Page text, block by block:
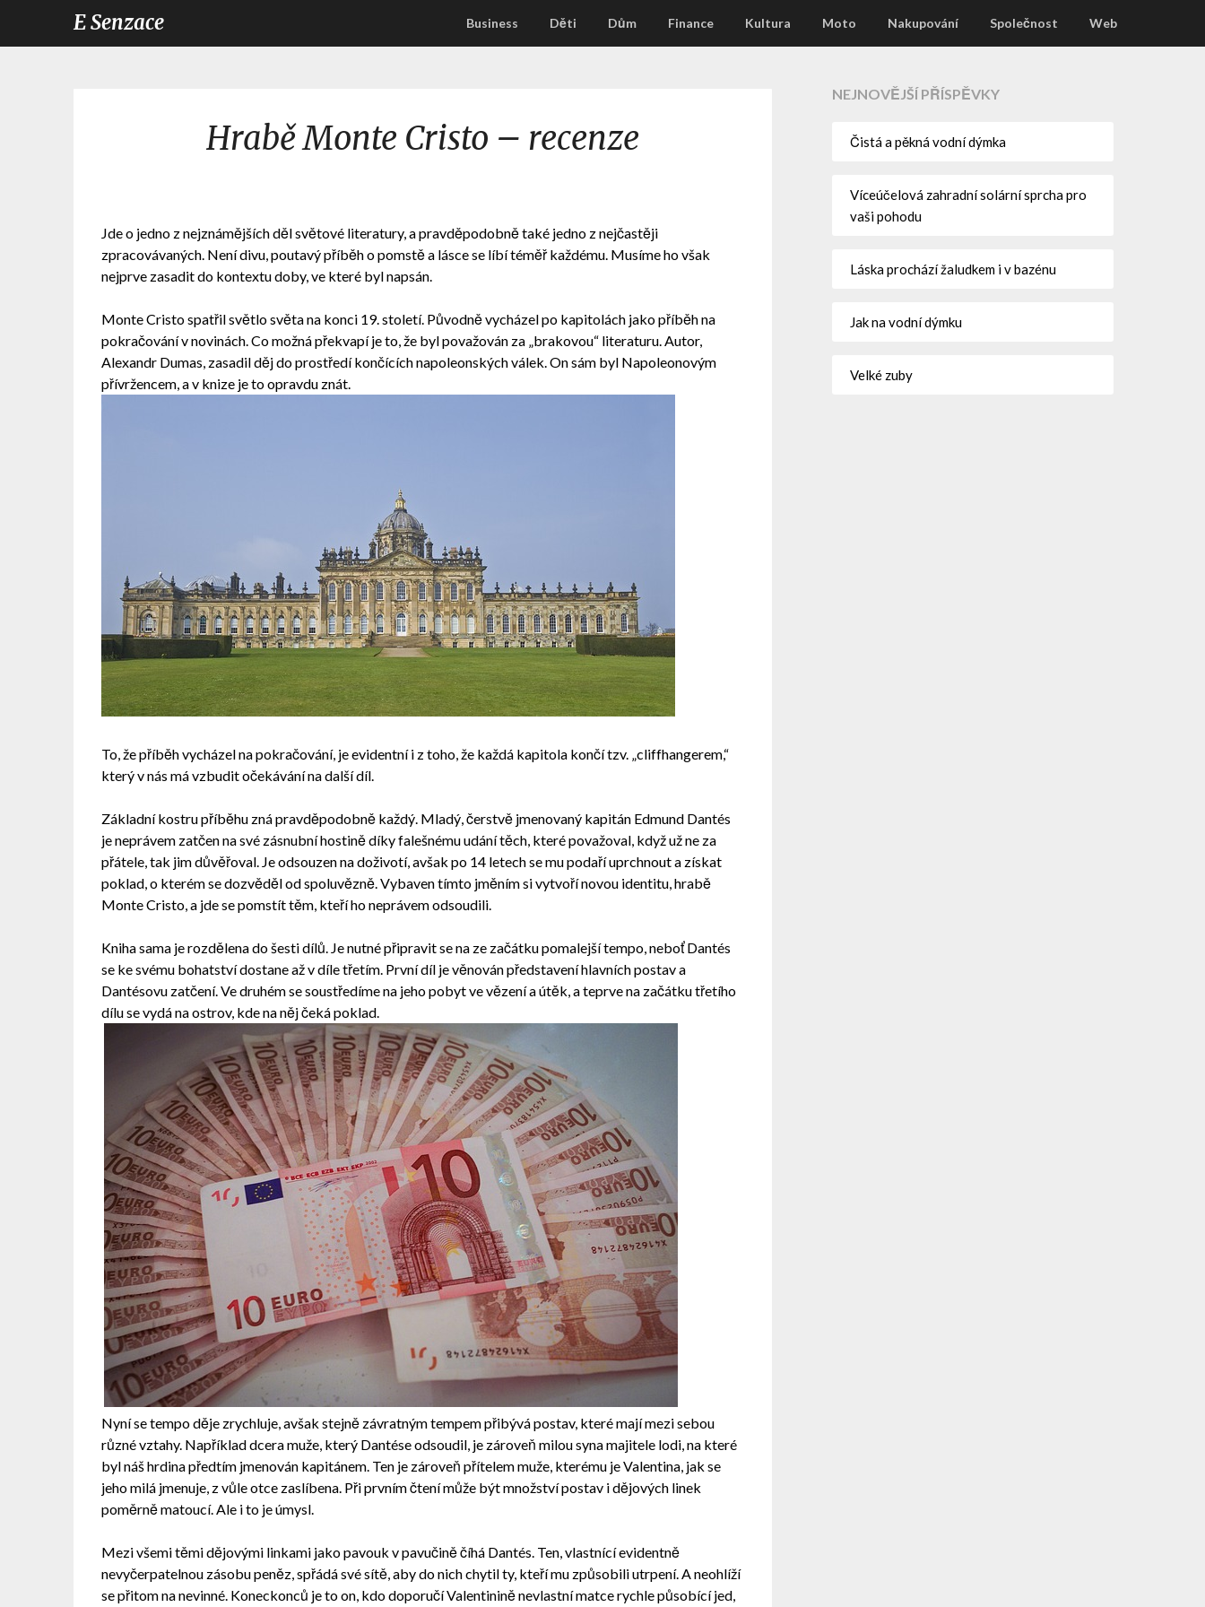
E Senzace Business Děti Dům Finance Kultura Moto Nakupování Společnost Web
Hrabě Monte Cristo – recenze
Jde o jedno z nejznámějších děl světové literatury, a pravděpodobně také jedno z nejčastěji
zpracovávaných. Není divu, poutavý příběh o pomstě a lásce se líbí téměř každému. Musíme ho však
nejprve zasadit do kontextu doby, ve které byl napsán.
Monte Cristo spatřil světlo světa na konci 19. století. Původně vycházel po kapitolách jako příběh na
pokračování v novinách. Co možná překvapí je to, že byl považován za „brakovou“ literaturu. Autor,
Alexandr Dumas, zasadil děj do prostředí končících napoleonských válek. On sám byl Napoleonovým
přívržencem, a v knize je to opravdu znát.
To, že příběh vycházel na pokračování, je evidentní i z toho, že každá kapitola končí tzv. „cliffhangerem,“
který v nás má vzbudit očekávání na další díl.
Základní kostru příběhu zná pravděpodobně každý. Mladý, čerstvě jmenovaný kapitán Edmund Dantés
je neprávem zatčen na své zásnubní hostině díky falešnému udání těch, které považoval, když už ne za
přátele, tak jim důvěřoval. Je odsouzen na doživotí, avšak po 14 letech se mu podaří uprchnout a získat
poklad, o kterém se dozvěděl od spoluvězně. Vybaven tímto jměním si vytvoří novou identitu, hrabě
Monte Cristo, a jde se pomstít těm, kteří ho neprávem odsoudili.
Kniha sama je rozdělena do šesti dílů. Je nutné připravit se na ze začátku pomalejší tempo, neboť Dantés
se ke svému bohatství dostane až v díle třetím. První díl je věnován představení hlavních postav a
Dantésovu zatčení. Ve druhém se soustředíme na jeho pobyt ve vězení a útěk, a teprve na začátku třetího
dílu se vydá na ostrov, kde na něj čeká poklad.
Nyní se tempo děje zrychluje, avšak stejně závratným tempem přibývá postav, které mají mezi sebou
různé vztahy. Například dcera muže, který Dantése odsoudil, je zároveň milou syna majitele lodi, na které
byl náš hrdina předtím jmenován kapitánem. Ten je zároveň přítelem muže, kterému je Valentina, jak se
jeho milá jmenuje, z vůle otce zaslíbena. Při prvním čtení může být množství postav i dějových linek
poměrně matoucí. Ale i to je úmysl.
Mezi všemi těmi dějovými linkami jako pavouk v pavučině číhá Dantés. Ten, vlastnící evidentně
nevyčerpatelnou zásobu peněz, spřádá své sítě, aby do nich chytil ty, kteří mu způsobili utrpení. A neohlíží
se přitom na nevinné. Koneckonců je to on, kdo doporučí Valentinině nevlastní matce rychle působící jed,
NEJNOVĚJŠÍ PŘÍSPĚVKY
Čistá a pěkná vodní dýmka
Víceúčelová zahradní solární sprcha pro
vaši pohodu
Láska prochází žaludkem i v bazénu
Jak na vodní dýmku
Velké zuby